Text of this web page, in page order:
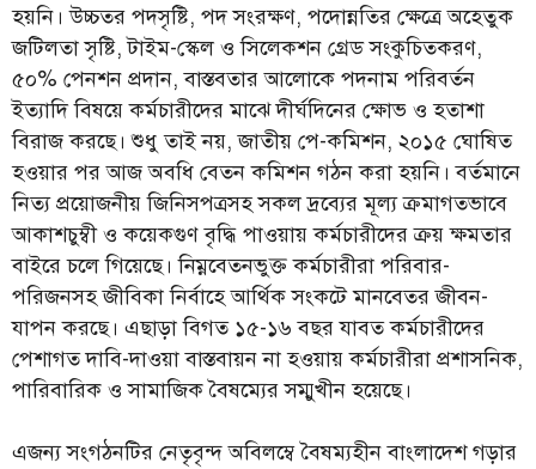
হয়নি। উচ্চতর পদসৃষ্টি, পদ সংরক্ষণ, পদোন্নতির ক্ষেত্রে অহেতুক
জটিলতা সৃষ্টি, টাইম-স্কেল ও সিলেকশন গ্রেড সংকুচিতকরণ,
৫০% পেনশন প্রদান, বাস্তবতার আলোকে পদনাম পরিবর্তন
ইত্যাদি বিষয়ে কর্মচারীদের মাঝে দীর্ঘদিনের ক্ষোভ ও হতাশা
বিরাজ করছে। শুধু তাই নয়, জাতীয় পে-কমিশন, ২০১৫ ঘোষিত
হওয়ার পর আজ অবধি বেতন কমিশন গঠন করা হয়নি। বর্তমানে
নিত্য প্রয়োজনীয় জিনিসপত্রসহ সকল দ্রব্যের মূল্য ক্রমাগতভাবে
আকাশচুম্বী ও কয়েকগুণ বৃদ্ধি পাওয়ায় কর্মচারীদের ক্রয় ক্ষমতার
বাইরে চলে গিয়েছে। নিম্নবেতনভুক্ত কর্মচারীরা পরিবার-
পরিজনসহ জীবিকা নির্বাহে আর্থিক সংকটে মানবেতর জীবন-
যাপন করছে। এছাড়া বিগত ১৫-১৬ বছর যাবত কর্মচারীদের
পেশাগত দাবি-দাওয়া বাস্তবায়ন না হওয়ায় কর্মচারীরা প্রশাসনিক,
পারিবারিক ও সামাজিক বৈষম্যের সম্মুখীন হয়েছে।
এজন্য সংগঠনটির নেতৃবৃন্দ অবিলম্বে বৈষম্যহীন বাংলাদেশ গড়ার